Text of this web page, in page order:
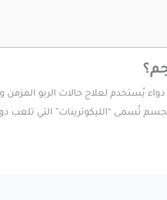
يُستخدم لعلاج حالات الربو المزمن
تُسمى “الليكوترينات” التي تلعب